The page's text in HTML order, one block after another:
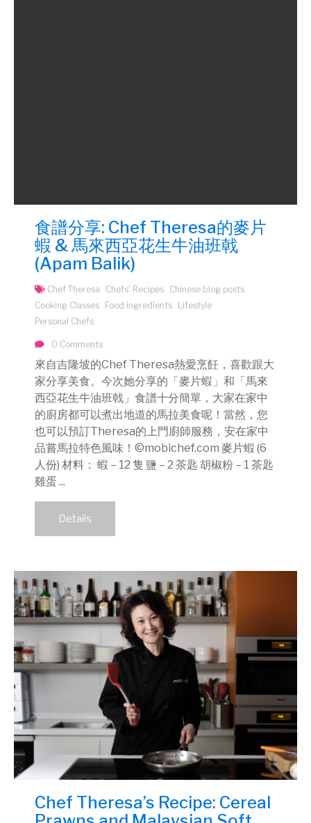
食譜分享: Chef Theresa的麥片
蝦 & 馬來西亞花生牛油班戟
(Apam Balik)
Chef Theresa Chefs' Recipes Chinese blog posts
Cooking Classes
Food ingredients
Lifestyle
Personal Chefs
0 Comments
來自吉隆坡的Chef Theresa熱愛烹飪，喜歡跟大
家分享美食。今次她分享的「麥片蝦」和「馬來
西亞花生牛油班戟」食譜十分簡單，大家在家中
的廚房都可以煮出地道的馬拉美食呢！當然，您
也可以預訂Theresa的上門廚師服務，安在家中
品嘗馬拉特色風味！©mobichef.com 麥片蝦 (6
人份) 材料： 蝦 – 12 隻 鹽 – 2 茶匙 胡椒粉 – 1 茶匙
雞蛋 ...
Details
Chef Theresa’s Recipe: Cereal